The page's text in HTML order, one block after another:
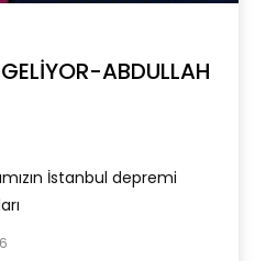
ABDULLAH
İstanbul depremi